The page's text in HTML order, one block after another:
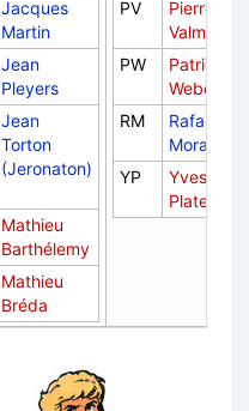
Jacques
Martin
Jean
Pleyers
Jean
Torton
(Jeronaton)
Mathieu
Barthélemy
Mathieu
Bréda
PV
Pierre
Valmour
PW
Patrick
Weber
RM
Rafaël
Moralès
YP
Yves
Plateau